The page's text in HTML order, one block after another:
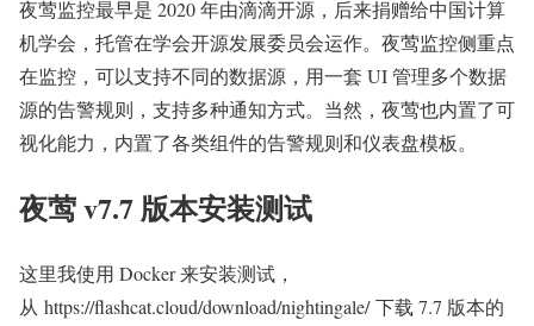
夜莺监控最早是 2020 年由滴滴开源，后来捐赠给中国计算
机学会，托管在学会开源发展委员会运作。夜莺监控侧重点
在监控，可以支持不同的数据源，用一套 UI 管理多个数据
源的告警规则，支持多种通知方式。当然，夜莺也内置了可
视化能力，内置了各类组件的告警规则和仪表盘模板。
夜莺 v7.7 版本安装测试
这里我使用 Docker 来安装测试，
从 https://flashcat.cloud/download/nightingale/ 下载 7.7 版本的